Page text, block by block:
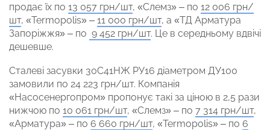
продає їх по 13 057 грн/шт, «Слемз» – по 12 006 грн/
шт, «Termopolis» – 11 000 грн/шт, а «ТД Арматура
Запоріжжя» – по 9 452 грн/шт. Це в середньому вдвічі
дешевше.
Сталеві засувки 30С41НЖ РУ16 діаметром ДУ100
замовили по 24 223 грн/шт. Компанія
«Насосенергопром» пропонує такі за ціною в 2,5 рази
нижчою по 10 061 грн/шт, «Слемз» – по 7 314 грн/шт,
«Арматура» – по 6 660 грн/шт, «Termopolis» – по 6